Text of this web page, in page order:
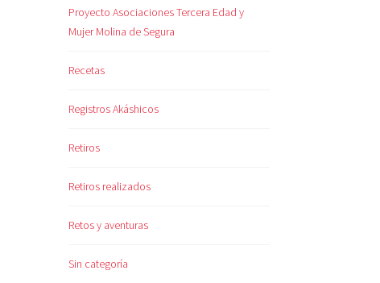
Proyecto Asociaciones Tercera Edad y
Mujer Molina de Segura
Recetas
Registros Akáshicos
Retiros
Retiros realizados
Retos y aventuras
Sin categoría